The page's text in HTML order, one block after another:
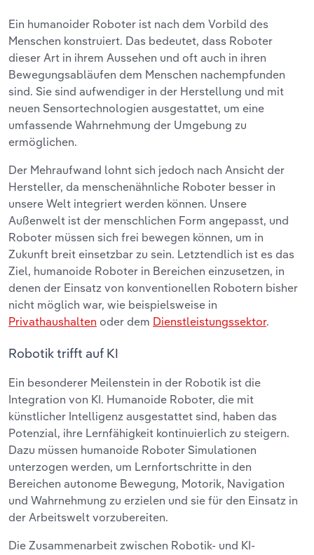
Ein humanoider Roboter ist nach dem Vorbild des
Menschen konstruiert. Das bedeutet, dass Roboter
dieser Art in ihrem Aussehen und oft auch in ihren
Bewegungsabläufen dem Menschen nachempfunden
sind. Sie sind aufwendiger in der Herstellung und mit
neuen Sensortechnologien ausgestattet, um eine
umfassende Wahrnehmung der Umgebung zu
ermöglichen.
Der Mehraufwand lohnt sich jedoch nach Ansicht der
Hersteller, da menschenähnliche Roboter besser in
unsere Welt integriert werden können. Unsere
Außenwelt ist der menschlichen Form angepasst, und
Roboter müssen sich frei bewegen können, um in
Zukunft breit einsetzbar zu sein. Letztendlich ist es das
Ziel, humanoide Roboter in Bereichen einzusetzen, in
denen der Einsatz von konventionellen Robotern bisher
nicht möglich war, wie beispielsweise in
Privathaushalten oder dem Dienstleistungssektor.
Robotik trifft auf KI
Ein besonderer Meilenstein in der Robotik ist die
Integration von KI. Humanoide Roboter, die mit
künstlicher Intelligenz ausgestattet sind, haben das
Potenzial, ihre Lernfähigkeit kontinuierlich zu steigern.
Dazu müssen humanoide Roboter Simulationen
unterzogen werden, um Lernfortschritte in den
Bereichen autonome Bewegung, Motorik, Navigation
und Wahrnehmung zu erzielen und sie für den Einsatz in
der Arbeitswelt vorzubereiten.
Die Zusammenarbeit zwischen Robotik- und KI-